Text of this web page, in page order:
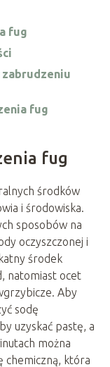
fug
fug
fug
środków
i środowiska.
sposobów na
oczyszczonej i
środek
natomiast ocet
Aby
sodę
uzyskać pastę, a
można
chemiczną, która